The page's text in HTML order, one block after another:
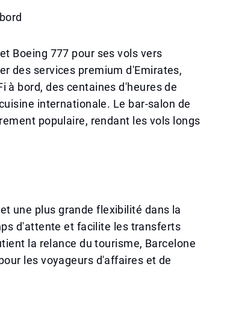
Boeing 777 pour ses vols vers
des services premium d'Emirates,
à bord, des centaines d'heures de
internationale. Le bar-salon de
populaire, rendant les vols longs
une plus grande flexibilité dans la
d'attente et facilite les transferts
la relance du tourisme, Barcelone
les voyageurs d'affaires et de